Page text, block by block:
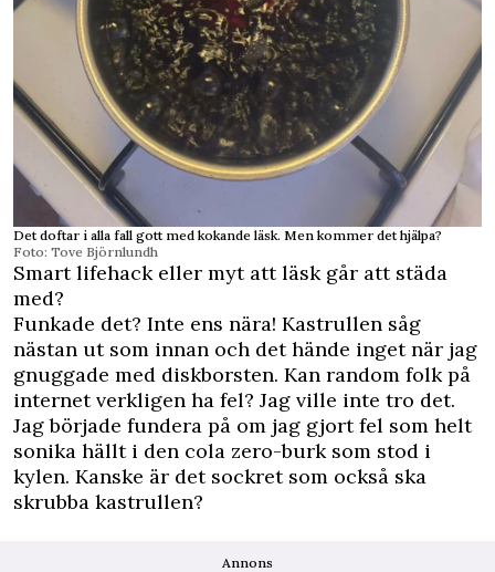
Det doftar i alla fall gott med kokande läsk. Men kommer det hjälpa?
Foto: Tove Björnlundh
Smart lifehack eller myt att läsk går att städa
med?
Funkade det? Inte ens nära! Kastrullen såg
nästan ut som innan och det hände inget när jag
gnuggade med diskborsten. Kan random folk på
internet verkligen ha fel? Jag ville inte tro det.
Jag började fundera på om jag gjort fel som helt
sonika hällt i den cola zero-burk som stod i
kylen. Kanske är det sockret som också ska
skrubba kastrullen?
Annons